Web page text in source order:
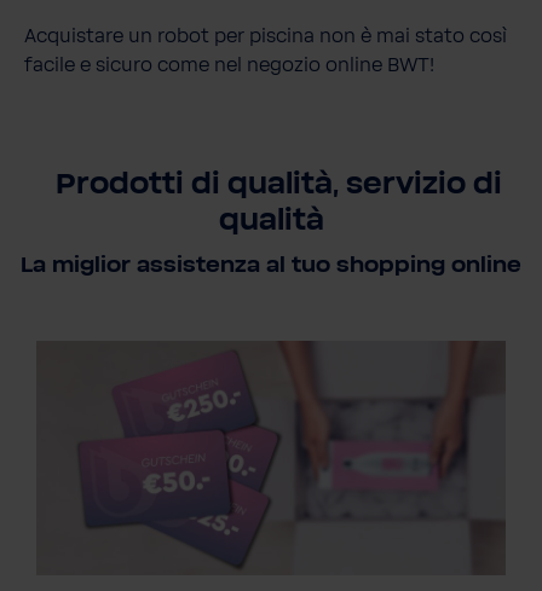
Acquistare un robot per piscina non è mai stato così
facile e sicuro come nel negozio online BWT!
Prodotti di qualità, servizio di
qualità
La miglior assistenza al tuo shopping online